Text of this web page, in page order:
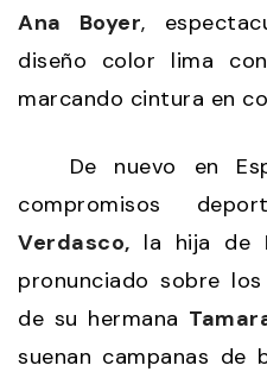
Ana Boyer,
diseño color lima
marcando cintura en
De nuevo en
compromisos
Verdasco, la hija de
pronunciado sobre
de su hermana
suenan campanas de